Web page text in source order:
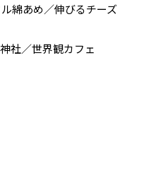
綿あめ／伸びるチーズ
社／世界観カフェ